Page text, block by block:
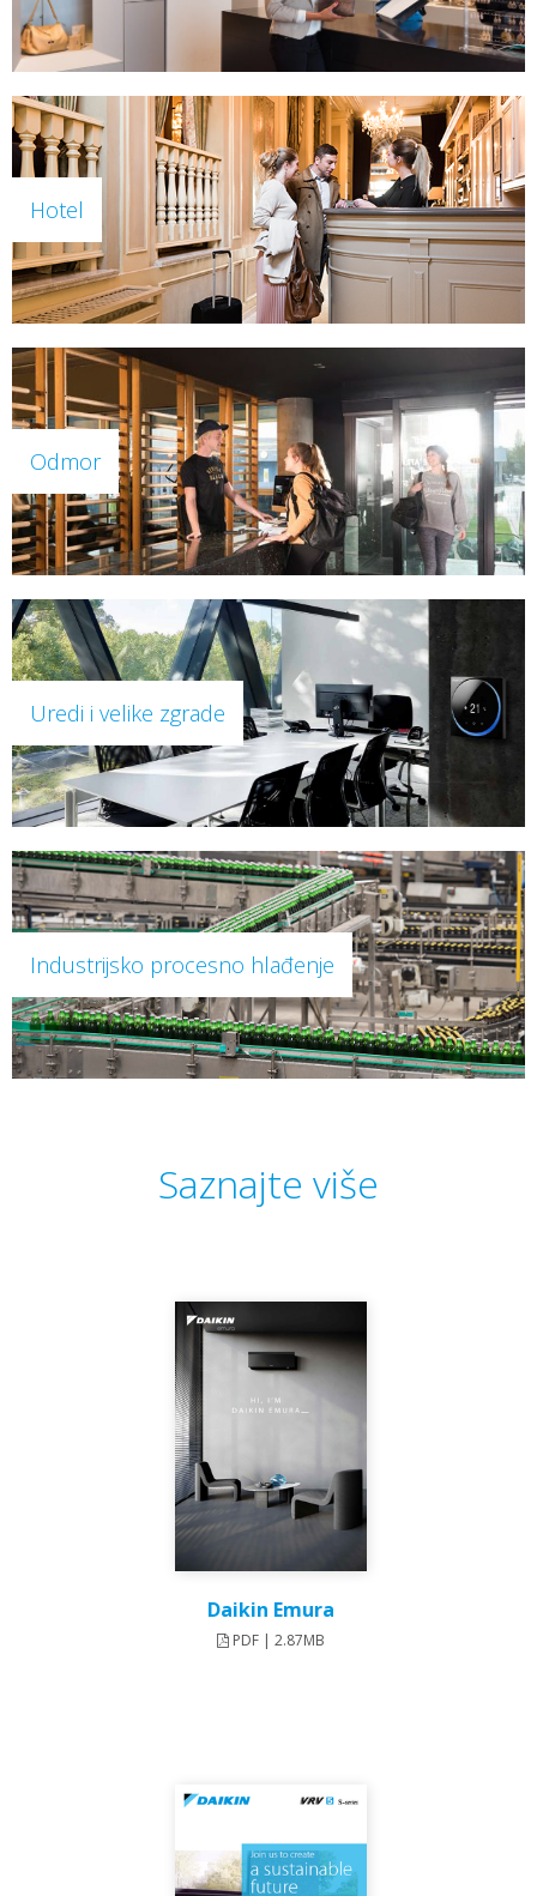
Hotel
Odmor
Uredi i velike zgrade
Industrijsko procesno hlađenje
Saznajte više
Daikin Emura
PDF | 2.87MB